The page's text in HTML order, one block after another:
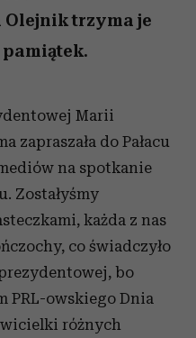
trzyma je
Marii
zapraszała do Pałacu
na spotkanie
Zostałyśmy
każda z nas
co świadczyło
bo
PRL-owskiego Dnia
różnych